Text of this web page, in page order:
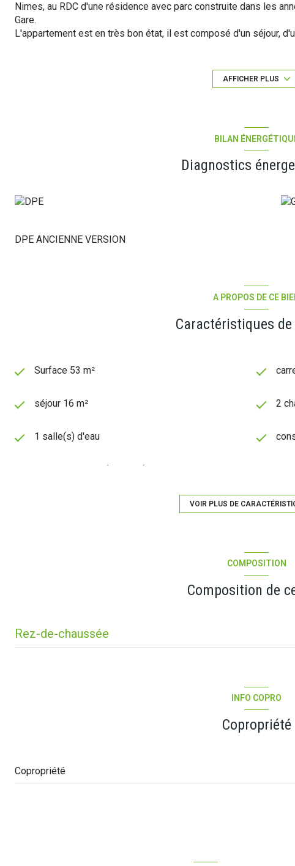
Nimes, au RDC d'une résidence avec parc construite dans les
Gare.
L'appartement est en très bon état, il est composé d'un séjour,
L'appartement est vendu avec un emplacement de parking et une
Les charges de copropriété sont d'environ 130 Euros/mois
Les façades de la résidence on été ravalé récemment. Elle est
Excellent investissement à but locatif ou 1er achat.
AFFICHER PLUS
BILAN
Diagnostics
DPE ANCIENNE VERSION
A PROPOS DE CE
Caractéristiques de
Surface 53 m²
séjour 16 m² 2
1 salle(s) d'eau
cuisine séparée (équipée) 1
1
VOIR PLUS DE
COMPOSITION
Composition de
Rez-de-chaussée
WC
INFO COPRO
Copropriété
Copropriété